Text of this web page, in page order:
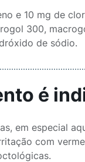
e 10 mg de
300,
de sódio.
é
em especial
com